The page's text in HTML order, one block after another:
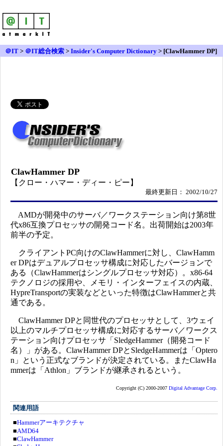
＠IT > ＠IT総合検索 > Insider's Computer Dictionary > [ClawHammer DP]
ClawHammer DP
【クロー・ハマー・ディー・ピー】
最終更新日： 2002/10/27
AMDが開発中のサーバ／ワークステーション向け第8世
代x86互換プロセッサの開発コード名。出荷開始は2003年
前半の予定。
クライアントPC向けのClawHammerに対し、ClawHamm
er DPはデュアルプロセッサ構成に対応したバージョンで
ある（ClawHammerはシングルプロセッサ対応）。x86-64
テクノロジの採用や、メモリ・インターフェイスの内蔵、
HypreTransportの実装などといった特徴はClawHammerと共
通である。
ClawHammer DPと同世代のプロセッサとして、3ウェイ
以上のマルチプロセッサ構成に対応するサーバ／ワークス
テーション向けプロセッサ「SledgeHammer（開発コード
名）」がある。ClawHammer DPとSledgeHammerは「Optero
n」という正式なブランドが決定されている。またClawHa
mmerは「Athlon」ブランドが継承されるという。
Copyright (C) 2000-2007 Digital Advantage Corp.
関連用語
■Hammerアーキテクチャ
■AMD64
■ClawHammer